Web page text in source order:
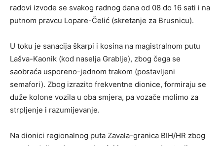
radovi izvode se svakog radnog dana od 08 do 16 sati i na
putnom pravcu Lopare-Čelić (skretanje za Brusnicu).
U toku je sanacija škarpi i kosina na magistralnom putu
Lašva-Kaonik (kod naselja Grablje), zbog čega se
saobraća usporeno-jednom trakom (postavljeni
semafori). Zbog izrazito frekventne dionice, formiraju se
duže kolone vozila u oba smjera, pa vozače molimo za
strpljenje i razumijevanje.
Na dionici regionalnog puta Zavala-granica BIH/HR zbog